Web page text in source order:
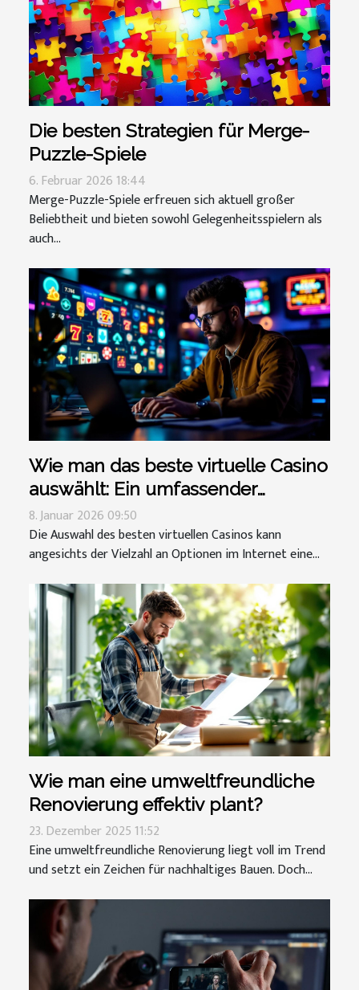
Die besten Strategien für Merge-
Puzzle-Spiele
6. Februar 2026 18:44
Merge-Puzzle-Spiele erfreuen sich aktuell großer
Beliebtheit und bieten sowohl Gelegenheitsspielern als
auch...
Wie man das beste virtuelle Casino
auswählt: Ein umfassender
Leitfaden
8. Januar 2026 09:50
Die Auswahl des besten virtuellen Casinos kann
angesichts der Vielzahl an Optionen im Internet eine...
Wie man eine umweltfreundliche
Renovierung effektiv plant?
23. Dezember 2025 11:52
Eine umweltfreundliche Renovierung liegt voll im Trend
und setzt ein Zeichen für nachhaltiges Bauen. Doch...